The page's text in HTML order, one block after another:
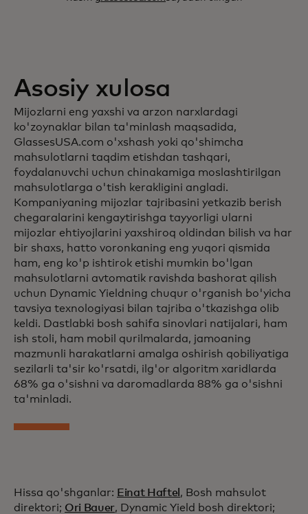
Asosiy xulosa
Mijozlarni eng yaxshi va arzon narxlardagi
ko'zoynaklar bilan ta'minlash maqsadida,
GlassesUSA.com o'xshash yoki qo'shimcha
mahsulotlarni taqdim etishdan tashqari,
foydalanuvchi uchun chinakamiga moslashtirilgan
mahsulotlarga o'tish kerakligini angladi.
Kompaniyaning mijozlar tajribasini yetkazib berish
chegaralarini kengaytirishga tayyorligi ularni
mijozlar ehtiyojlarini yaxshiroq oldindan bilish va har
bir shaxs, hatto voronkaning eng yuqori qismida
ham, eng ko'p ishtirok etishi mumkin bo'lgan
mahsulotlarni avtomatik ravishda bashorat qilish
uchun Dynamic Yieldning chuqur o'rganish bo'yicha
tavsiya texnologiyasi bilan tajriba o'tkazishga olib
keldi. Dastlabki bosh sahifa sinovlari natijalari, ham
ish stoli, ham mobil qurilmalarda, jamoaning
mazmunli harakatlarni amalga oshirish qobiliyatiga
sezilarli ta'sir ko'rsatdi, ilg'or algoritm xaridlarda
68% ga o'sishni va daromadlarda 88% ga o'sishni
ta'minladi.
Hissa qo'shganlar: Einat Haftel , Bosh mahsulot
direktori; Ori Bauer, Dynamic Yield bosh direktori;